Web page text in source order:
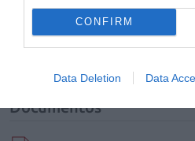
CONFIRM
Data Deletion Data
AñadirEl Farmacéutico
de Google de forma
Mantente informado con las
ACTIVAR AHORA
Documentos